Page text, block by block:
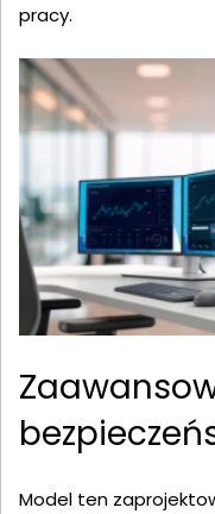
pracy.
Model ten